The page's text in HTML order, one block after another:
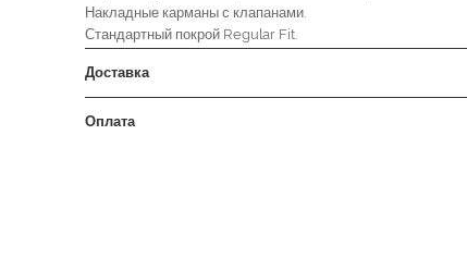
Накладные карманы с клапанами.
Стандартный покрой Regular Fit.
Доставка
Оплата